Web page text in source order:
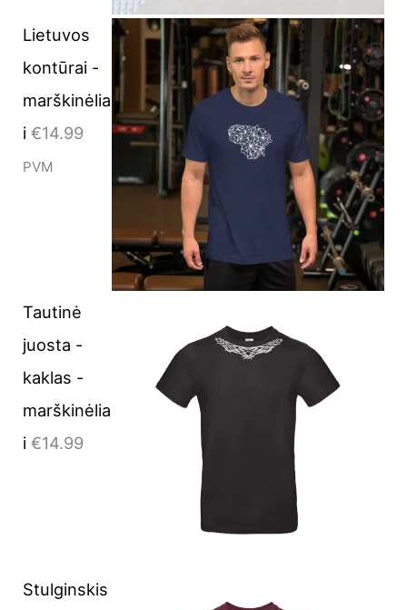
Lietuvos
kontūrai -
marškinėlia
i €14.99
PVM
Tautinė
juosta -
kaklas -
marškinėlia
i €14.99
Stulginskis